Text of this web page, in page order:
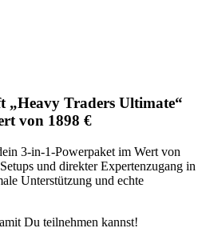
„Heavy Traders Ultimate“
von 1898 €
3-in-1-Powerpaket im Wert von
und direkter Expertenzugang in
Unterstützung und echte
Du teilnehmen kannst!